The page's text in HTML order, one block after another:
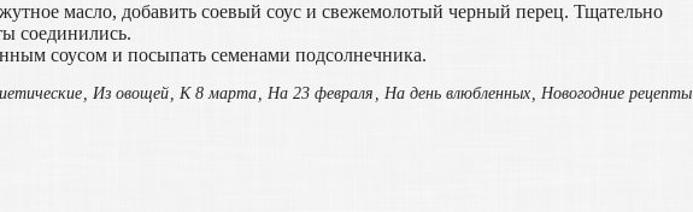
масло, добавить соевый соус и свежемолотый черный перец. Тщательно
соединились.
соусом и посыпать семенами подсолнечника.
,Из овощей,К 8 марта,На 23 февраля ,На день влюбленных,Новогодние рецепты